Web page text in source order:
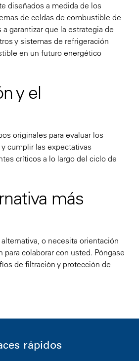
diseñados a medida de los
de celdas de combustible de
garantizar que la estrategia de
y sistemas de refrigeración
en un futuro energético
y el
originales para evaluar los
cumplir las expectativas
críticos a lo largo del ciclo de
más
o necesita orientación
colaborar con usted. Póngase
de filtración y protección de
rápidos